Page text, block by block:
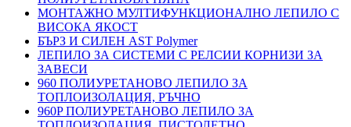
МОНТАЖНО МУЛТИФУНКЦИОНАЛНО ЛЕПИЛО С
ВИСОКА ЯКОСТ
БЪРЗ И СИЛЕН AST Polymer
ЛЕПИЛО ЗА СИСТЕМИ С РЕЛСИИ КОРНИЗИ ЗА
ЗАВЕСИ
960 ПОЛИУРЕТАНОВО ЛЕПИЛО ЗА
ТОПЛОИЗОЛАЦИЯ, РЪЧНО
960P ПОЛИУРЕТАНОВО ЛЕПИЛО ЗА